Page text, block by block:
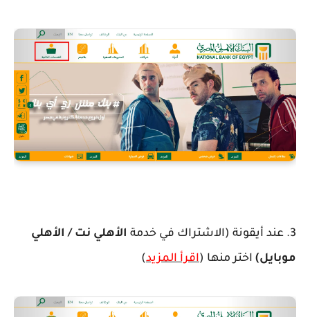
3. عند أيقونة (الاشتراك في خدمة
الأهلي نت / الأهلي
موبايل) اختر منها (اقرأ المزيد)